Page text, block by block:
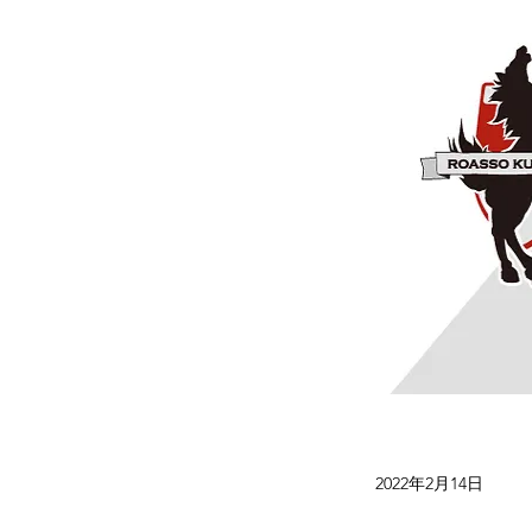
2022年2月14日